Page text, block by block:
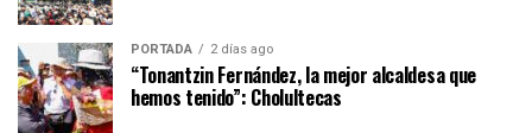
PORTADA 2 días ago
“Tonantzin Fernández, la mejor alcaldesa que
hemos tenido”: Cholultecas